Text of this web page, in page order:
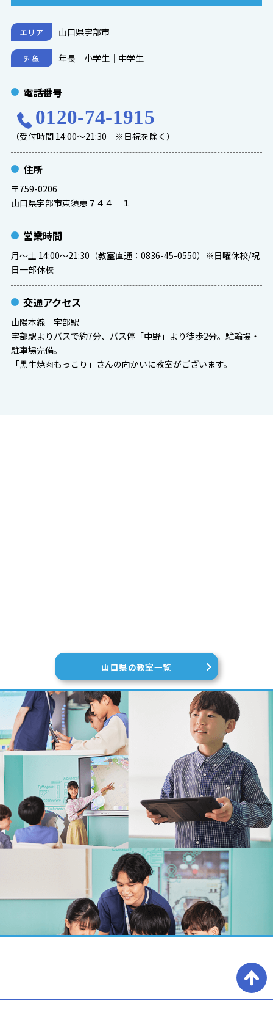
エリア 山口県宇部市
対象 年長｜小学生｜中学生
電話番号
0120-74-1915
（受付時間 14:00～21:30 ※日祝を除く）
住所
〒759-0206
山口県宇部市東須恵７４４－１
営業時間
月～土 14:00～21:30（教室直通：0836-45-0550）※日曜休校/祝
日一部休校
交通アクセス
山陽本線 宇部駅
宇部駅よりバスで約7分、バス停「中野」より徒歩2分。駐輪場・
駐車場完備。
「黒牛焼肉もっこり」さんの向かいに教室がございます。
山口県の教室一覧